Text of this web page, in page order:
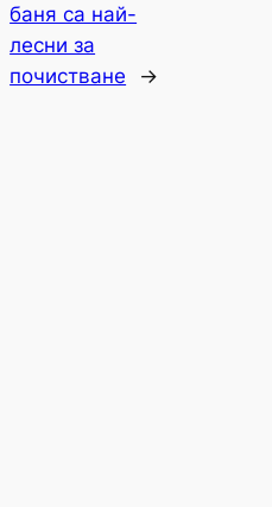
баня са най-
лесни за
почистване
→